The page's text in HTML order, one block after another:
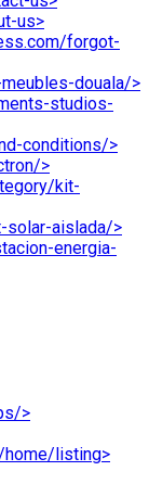
us>
forgot-
douala/>
studios-
conditions/>
>
kit-
solar-aislada/>
energia-
>
home/listing>